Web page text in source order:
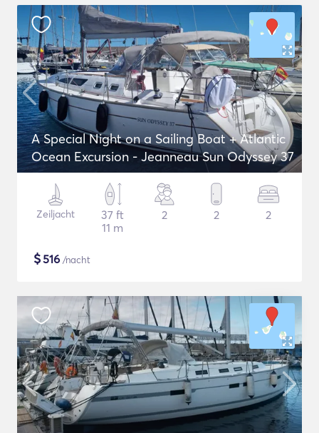
A Special Night on a Sailing Boat + Atlantic
Ocean Excursion - Jeanneau Sun Odyssey 37
Zeiljacht
37 ft
11 m
2 2 2
$516 /nacht